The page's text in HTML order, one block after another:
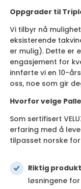
Oppgrader til
Vi tilbyr nå
eksisterende
er mulig). Dette er
engasjement for
innførte vi en 10-
oss, noe som gir
Hvorfor velge
Som sertifisert
erfaring med å
tilpasset norske
Riktig
løsningene